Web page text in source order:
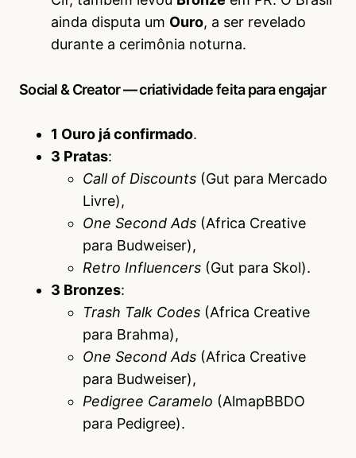
ainda disputa um Ouro, a ser revelado
durante a cerimônia noturna.
Social & Creator — criatividade feita para engajar
1 Ouro já confirmado.
3 Pratas:
Call of Discounts (Gut para Mercado
Livre),
One Second Ads (Africa Creative
para Budweiser),
Retro Influencers (Gut para Skol).
3 Bronzes:
Trash Talk Codes (Africa Creative
para Brahma),
One Second Ads (Africa Creative
para Budweiser),
Pedigree Caramelo (AlmapBBDO
para Pedigree).